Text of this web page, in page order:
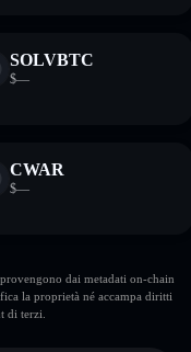
SOLVBTC
$—
CWAR
$—
dai metadati on-chain
la proprietà né accampa diritti
di terzi.